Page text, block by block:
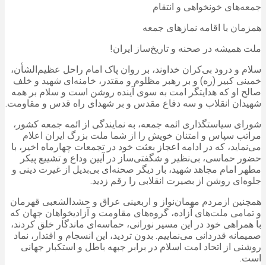
جمعه‌های خونخواهی و انتقام
همزمان با اقامه نمازهای جمعه
ملت همیشه در صحنه و تاریخ‌ساز ایران!
سلام و درود بی‌کران خداوند، بر روان پاک امام راحل عظیم‌الشأن،
خمینی کبیر (ره) و بر رهبر مظلوم و مقتدر، خامنه‌ای شهید و خلف
صالح او که هدایتگر امت به سوی آینده روشن است و سلام بر همه
شهیدان انقلاب و سه دفاع مقدس و بر شهدای راه قدس و مقاومت.
شورای سیاستگذاری ائمه جمعه، به نمایندگی از ائمه جمعه کشور،
مراتب سپاس و امتنان خویش را از شما ملت بزرگ ایران اعلام
می‌نماید، که در ادامه اعجاز بعثت خود در تجمعات چهارماه اخیر، با
حضور حماسی، بی‌نظیر و شگفتی‌ساز در آیین وداع و تشییع پیکر
مطهر امام مجاهد شهید، بار دیگر صحنه‌ای بی‌بدیل از غیرت دینی و
جلوه‌ای روشن از بصیرت انقلابی را رقم زدید.
همچنین ازمردم مهمان‌نواز و اربعینی عراق و حشدالشعبی قهرمان
و تمامی ملت‌های آزاده، گروه‌های مقاومت و آزادیخواهان جهان که
با همراهی خود در این مسیر نورانی، حماسه‌ای ماندگار خلق کردند،
صمیمانه قدردانی می‌نماییم. بدون تردید، این انسجام و اقتدار، نماد
روشنی از اتحاد امت اسلام در برابر جبهه باطل و استکبار جهانی
است.